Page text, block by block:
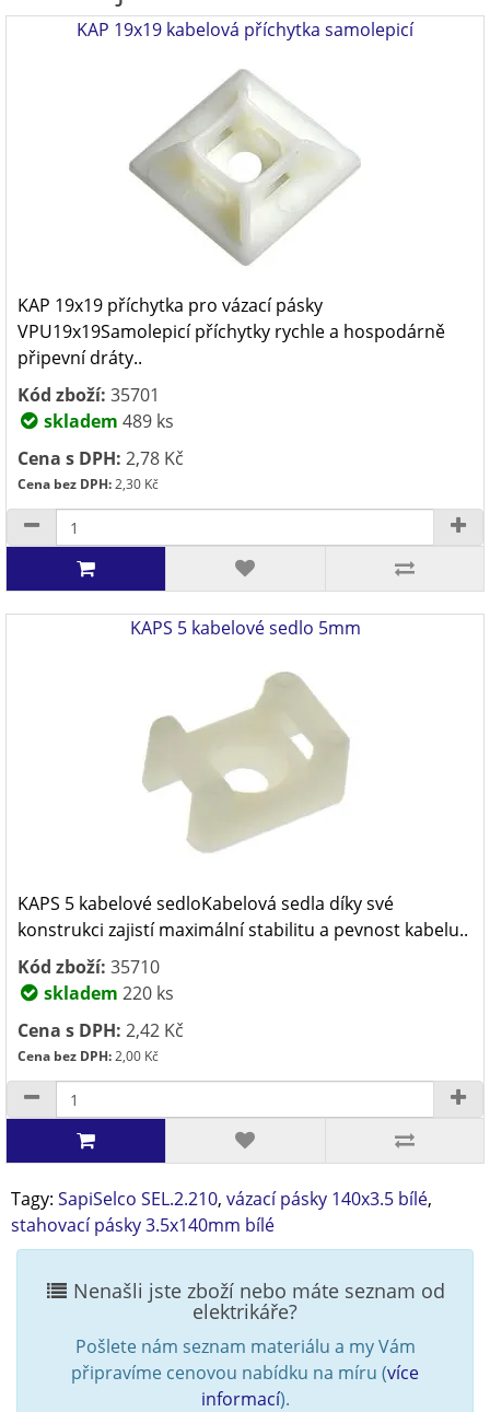
KAP 19x19 kabelová příchytka samolepicí
KAP 19x19 příchytka pro vázací pásky
VPU19x19Samolepicí příchytky rychle a hospodárně
připevní dráty..
Kód zboží: 35701
skladem 489 ks
Cena s DPH: 2,78 Kč
Cena bez DPH:2,30 Kč
KAPS 5 kabelové sedlo 5mm
KAPS 5 kabelové sedloKabelová sedla díky své
konstrukci zajistí maximální stabilitu a pevnost kabelu..
Kód zboží: 35710
skladem 220 ks
Cena s DPH: 2,42 Kč
Cena bez DPH:2,00 Kč
Tagy: SapiSelco SEL.2.210, vázací pásky 140x3.5 bílé,
stahovací pásky 3.5x140mm bílé
Nenašli jste zboží nebo máte seznam od
elektrikáře?
Pošlete nám seznam materiálu a my Vám
připravíme cenovou nabídku na míru (více
informací).